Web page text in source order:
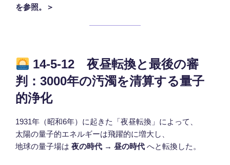
を参照。＞
14-5-12 夜昼転換と最後の審
判：3000年の汚濁を清算する量子
的浄化
1931年（昭和6年）に起きた「夜昼転換」によって、
太陽の量子的エネルギーは飛躍的に増大し、
地球の量子場は 夜の時代 → 昼の時代 へと転換した。